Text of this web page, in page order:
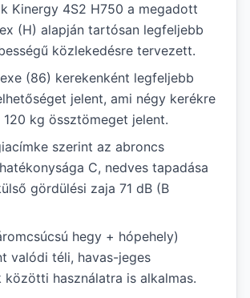
Kinergy 4S2 H750 a megadott
(H) alapján tartósan legfeljebb
közlekedésre tervezett.
(86) kerekenként legfeljebb
jelent, ami négy kerékre
kg össztömeget jelent.
szerint az abroncs
C, nedves tapadása
gördülési zaja 71 dB (B
hegy + hópehely)
valódi téli, havas-jeges
közötti használatra is alkalmas.